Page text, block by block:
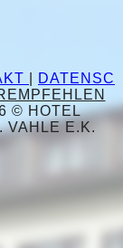
DATENSC
© HOTEL
VAHLE E.K.